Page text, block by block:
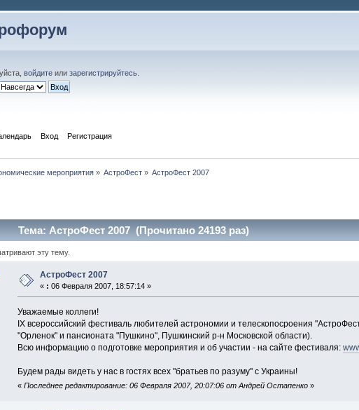
войдите илизарегистрируйтесь
Вход Регистрация
мероприятия» АстроФест » АстроФест 2007
Тема: АстроФест 2007 (Прочитано 24193 раз)
эту тему.
АстроФест 2007
« : 06 Февраля 2007, 18:57:14 »
Уважаемые коллеги!
IX всероссийский фестиваль любителей астрономии и телескопосроения
"Орленок" и пансионата "Пушкино", Пушкинский р-н Московской области).
Всю информацию о подготовке мероприятия и об участии - на сайте фестиваля:
Будем рады видеть у нас в гостях всех "братьев по разуму" с Украины!
« Последнее редактирование: 06 Февраля 2007, 20:07:06 от Андрей Остапенко»